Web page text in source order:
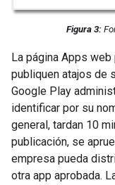
Figura 3:
La página Apps
publiquen atajos de
Google Play
identificar por su
general, tardan 10
publicación, se
empresa pueda
otra app aprobada.